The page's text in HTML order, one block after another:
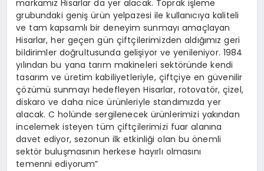
markamız Hisarlar da yer alacak. Toprak işleme
grubundaki geniş ürün yelpazesi ile kullanıcıya kaliteli
ve tam kapsamlı bir deneyim sunmayı amaçlayan
Hisarlar, her geçen gün çiftçilerimizden aldığımız geri
bildirimler doğrultusunda gelişiyor ve yenileniyor. 1984
yılından bu yana tarım makineleri sektöründe kendi
tasarım ve üretim kabiliyetleriyle, çiftçiye en güvenilir
çözümü sunmayı hedefleyen Hisarlar, rotovatör, çizel,
diskaro ve daha nice ürünleriyle standımızda yer
alacak. C holünde sergilenecek ürünlerimizi yakından
incelemek isteyen tüm çiftçilerimizi fuar alanına
davet ediyor, sezonun ilk etkinliği olan bu önemli
sektör buluşmasının herkese hayırlı olmasını
temenni ediyorum”